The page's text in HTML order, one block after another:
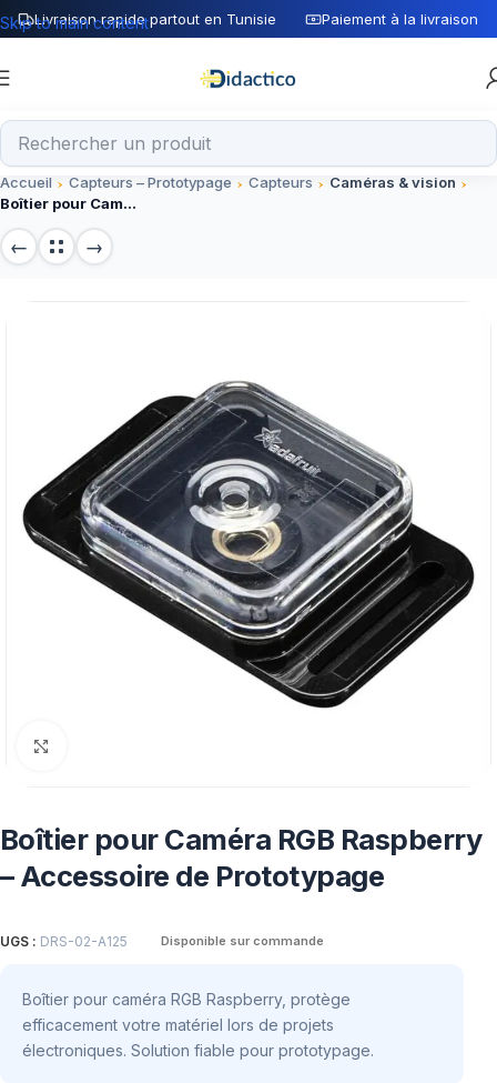
Livraison rapide partout en Tunisie Paiement à la livraison
Skip to main content
Accueil Capteurs – Prototypage Capteurs
Caméras & vision
Boîtier pour Caméra RGB Raspberry – Accessoire de Prototypage
Boîtier pour Caméra RGB Raspberry
– Accessoire de Prototypage
UGS : DRS-02-A125 Disponible sur commande
Boîtier pour caméra RGB Raspberry, protège
efficacement votre matériel lors de projets
électroniques. Solution fiable pour prototypage.